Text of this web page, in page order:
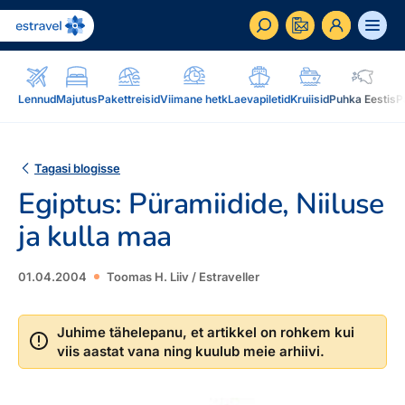
LennudMajutusPakettreisidViimane hetkLaevapiletidKruiisidPuhka Eestis
ET RU EN
Inspiratsioon & blogi
Blogi, sihtkohad, podcastid, ajakiri, uudiskiri...
Blogi
Podcastid
Uudiskiri
Reisidele lisaks
Järelmaks, Estraveli kinkekaart, Airalo eSim,
Järelmaks
Lojaalsusprogramm
Boonuspunktid, Kuldkaart, Platinum kaart...
Tagasi blogisse
Egiptus: Püramiidide, Niiluse
ja kulla maa
01.04.2004 Toomas H. Liiv / Estraveller
Juhime tähelepanu, et artikkel on rohkem kui
viis aastat vana ning kuulub meie arhiivi.